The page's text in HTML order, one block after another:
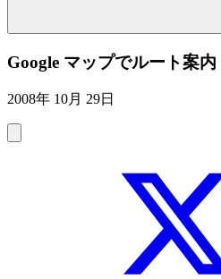
Google マップでルート案内
2008年 10月 29日